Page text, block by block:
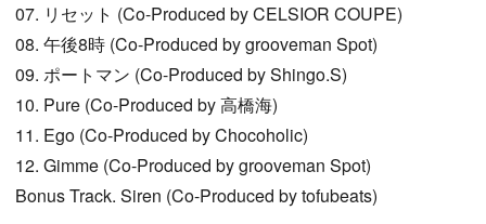
07. リセット (Co-Produced by CELSIOR COUPE)
08. 午後8時 (Co-Produced by grooveman Spot)
09. ポートマン (Co-Produced by Shingo.S)
10. Pure (Co-Produced by 高橋海)
11. Ego (Co-Produced by Chocoholic)
12. Gimme (Co-Produced by grooveman Spot)
Bonus Track. Siren (Co-Produced by tofubeats)